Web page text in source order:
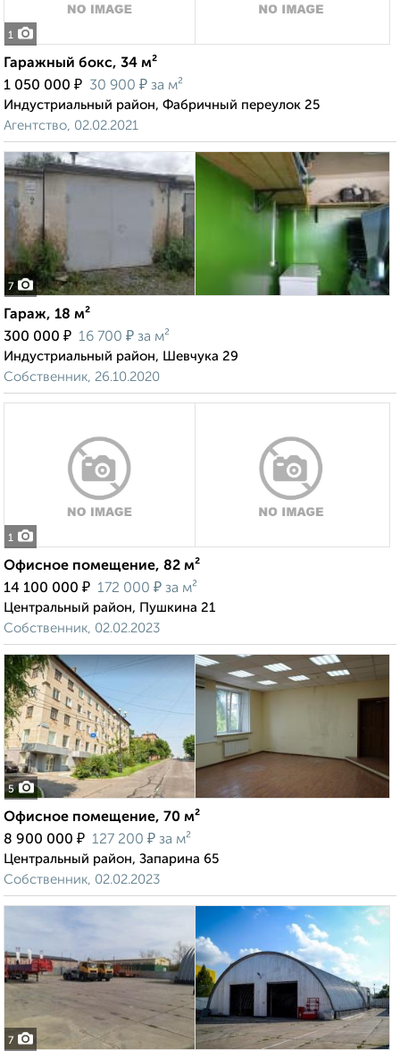
1
Гаражный бокс, 34 м²
1 050 000 ₽ 30 900 ₽ за м²
Индустриальный район, Фабричный переулок 25
Агентство, 02.02.2021
7
Гараж, 18 м²
300 000 ₽ 16 700 ₽ за м²
Индустриальный район, Шевчука 29
Собственник, 26.10.2020
1
Офисное помещение, 82 м²
14 100 000 ₽ 172 000 ₽ за м²
Центральный район, Пушкина 21
Собственник, 02.02.2023
5
Офисное помещение, 70 м²
8 900 000 ₽ 127 200 ₽ за м²
Центральный район, Запарина 65
Собственник, 02.02.2023
7